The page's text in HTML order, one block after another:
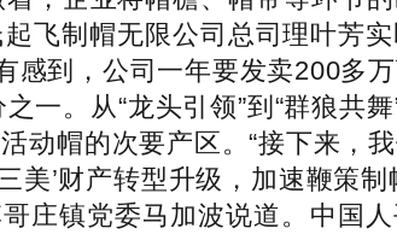
飞制帽无限公司总司理叶芳
感到，公司一年要发卖200多
。从“龙头引领”到“群狼共舞
动帽的次要产区。“接下来，
美’财产转型升级，加速鞭策制
庄镇党委马加波说道。中国